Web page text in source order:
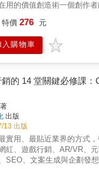
用的價值創造術一個創作
不再只是知識，而是「敘
建立內容系統、版權資產
是沒有能力，而是沒有建立
望，它就會慢慢走進讀者
記住，進而創造影響力？
＜驚點智慧 ＞裡，我們看
創作者出現。在＜ 勵志人
產品、品牌與事業。專文
育者）學員回饋：「這本書
動人心的，從來不是技術
Ting「文字，是成本最低
者的路，也讓我重新理解
特價 276 元
入購物車
的 14 堂關鍵必修課：
著
出版
13 出版
實用、最貼近業界的方式
紅、遊戲行銷、AR/VR、
SEO、文案生成與企劃發